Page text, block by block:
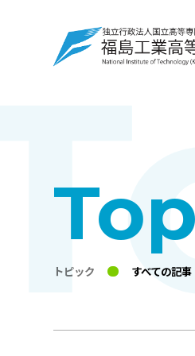
トピック すべての記事